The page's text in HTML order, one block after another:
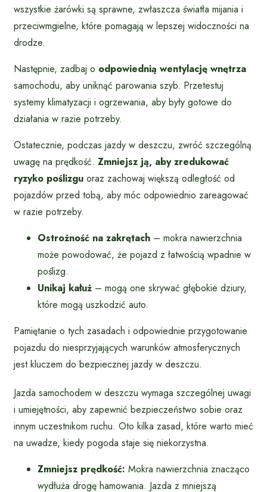
wszystkie żarówki są sprawne, zwłaszcza światła mijania i
przeciwmgielne, które pomagają w lepszej widoczności na
drodze.
Następnie, zadbaj o odpowiednią wentylację wnętrza
samochodu, aby uniknąć parowania szyb. Przetestuj
systemy klimatyzacji i ogrzewania, aby były gotowe do
działania w razie potrzeby.
Ostatecznie, podczas jazdy w deszczu, zwróć szczególną
uwagę na prędkość. Zmniejsz ją, aby zredukować
ryzyko poślizgu oraz zachowaj większą odległość od
pojazdów przed tobą, aby móc odpowiednio zareagować
w razie potrzeby.
Ostrożność na zakrętach – mokra nawierzchnia
może powodować, że pojazd z łatwością wpadnie w
poślizg.
Unikaj kałuż – mogą one skrywać głębokie dziury,
które mogą uszkodzić auto.
Pamiętanie o tych zasadach i odpowiednie przygotowanie
pojazdu do niesprzyjających warunków atmosferycznych
jest kluczem do bezpiecznej jazdy w deszczu.
Jazda samochodem w deszczu wymaga szczególnej uwagi
i umiejętności, aby zapewnić bezpieczeństwo sobie oraz
innym uczestnikom ruchu. Oto kilka zasad, które warto mieć
na uwadze, kiedy pogoda staje się niekorzystna.
Zmniejsz prędkość: Mokra nawierzchnia znacząco
wydłuża drogę hamowania. Jazda z mniejszą